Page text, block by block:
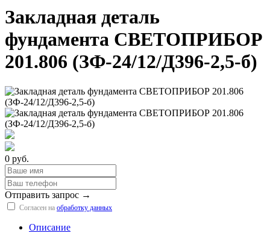
Закладная деталь
фундамента СВЕТОПРИБОР
201.806 (ЗФ-24/12/Д396-2,5-б)
0 руб.
Отправить запрос →
Согласен на обработку данных
Описание